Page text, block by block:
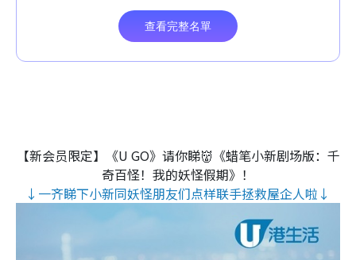
【新会员限定】《U GO》请你睇👹《蜡笔小新剧场版：千
奇百怪！我的妖怪假期》！
↓一齐睇下小新同妖怪朋友们点样联手拯救屋企人啦↓